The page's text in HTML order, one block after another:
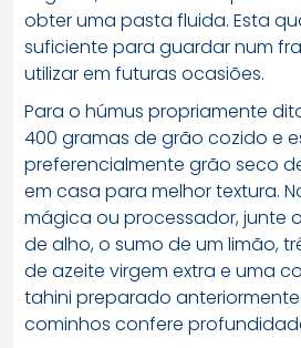
obter uma pasta fluida. Esta
suficiente para guardar num
utilizar em futuras ocasiões.
Para o húmus propriamente
400 gramas de grão cozido e
preferencialmente grão seco
em casa para melhor textura.
mágica ou processador, junte
de alho, o sumo de um limão,
de azeite virgem extra e uma
tahini preparado
cominhos confere